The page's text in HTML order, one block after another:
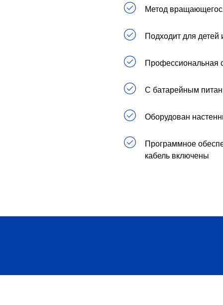
Метод
Подходит для детей
Профессиональная
С батарейным
Оборудован
Программное
кабель включены